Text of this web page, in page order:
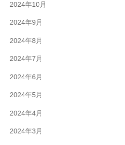
2024年10月
2024年9月
2024年8月
2024年7月
2024年6月
2024年5月
2024年4月
2024年3月